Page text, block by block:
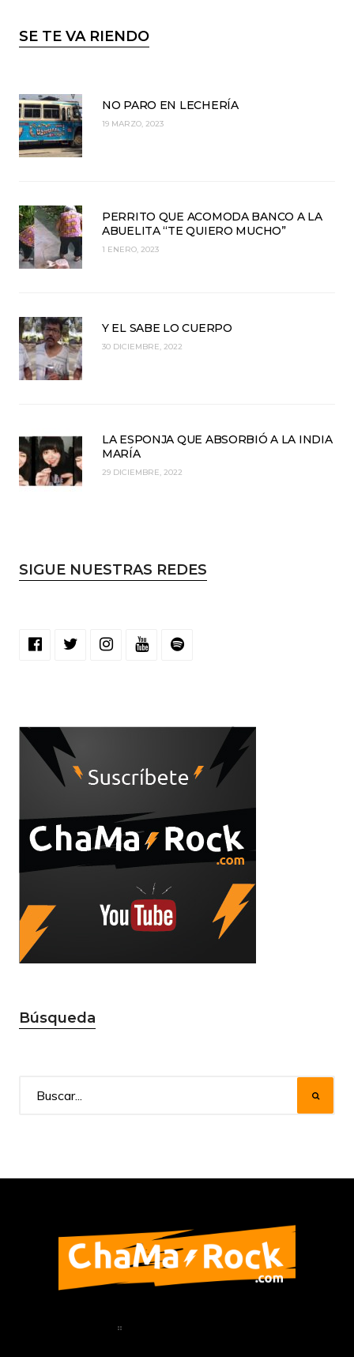
SE TE VA RIENDO
NO PARO EN LECHERÍA
19 MARZO, 2023
PERRITO QUE ACOMODA BANCO A LA
ABUELITA “TE QUIERO MUCHO”
1 ENERO, 2023
Y EL SABE LO CUERPO
30 DICIEMBRE, 2022
LA ESPONJA QUE ABSORBIÓ A LA INDIA
MARÍA
29 DICIEMBRE, 2022
SIGUE NUESTRAS REDES
Búsqueda